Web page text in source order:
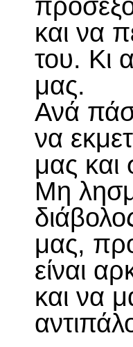
και να
του. Κι
μας.
Ανά
να
μας και
Μη
μας,
είναι
και να